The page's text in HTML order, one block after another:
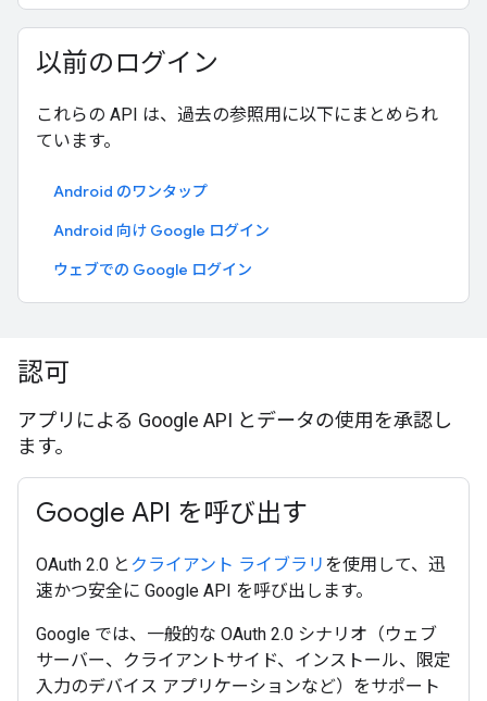
以前のログイン
これらの API は、過去の参照用に以下にまとめられ
ています。
Android のワンタップ
Android 向け Google ログイン
ウェブでの Google ログイン
認可
アプリによる Google API とデータの使用を承認し
ます。
Google API を呼び出す
OAuth 2.0 と クライアント ライブラリ を使用して、迅
速かつ安全に Google API を呼び出します。
Google では、一般的な OAuth 2.0 シナリオ（ウェブ
サーバー、クライアントサイド、インストール、限定
入力のデバイス アプリケーションなど）をサポート